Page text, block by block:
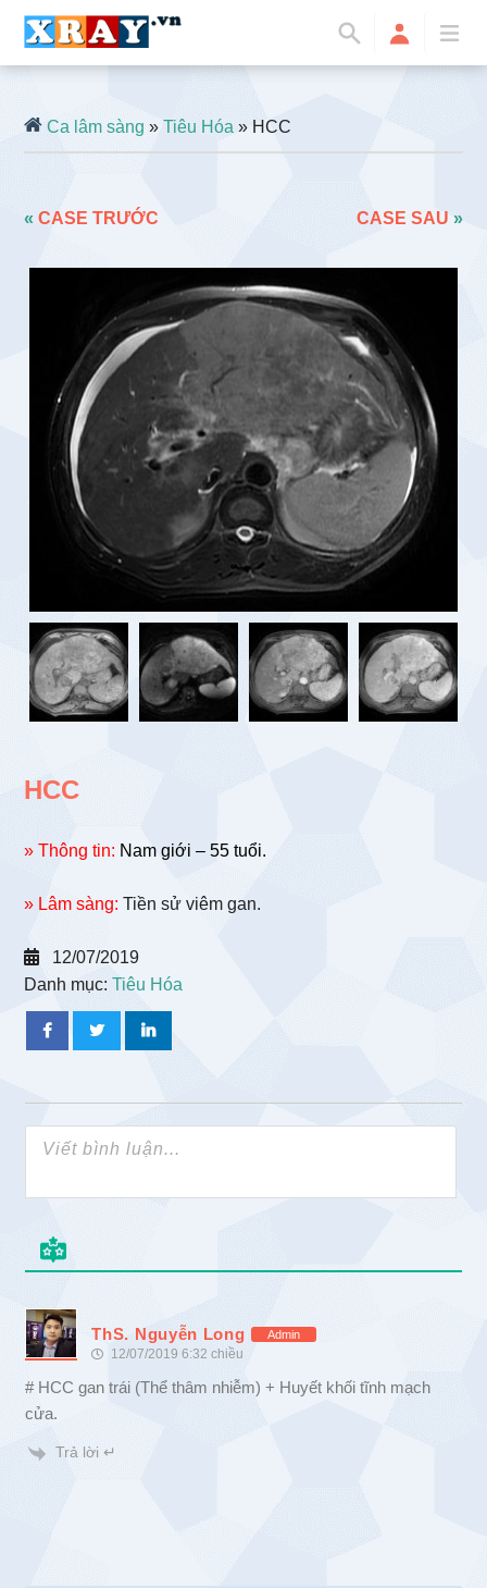
Ca lâm sàng »Tiêu Hóa » HCC
«CASE TRƯỚC CASE SAU »
HCC
» Thông tin: Nam giới – 55 tuổi.
» Lâm sàng: Tiền sử viêm gan.
12/07/2019
Danh mục:Tiêu Hóa
ThS. Nguyễn Long Admin
12/07/2019 6:32 chiều
# HCC gan trái (Thể thâm nhiễm) + Huyết khối tĩnh mạch
cửa.
Trả lời ↵